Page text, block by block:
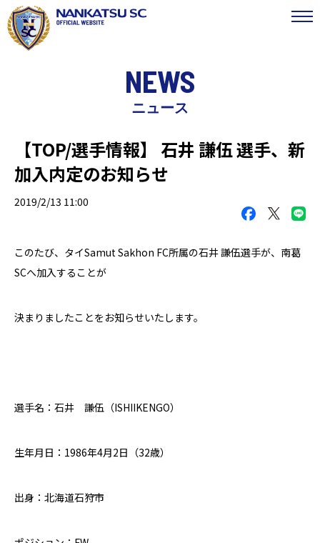
NEWS
ニュース
【TOP/選手情報】 石井 謙伍 選手、新
加入内定のお知らせ
2019/2/13 11:00
このたび、タイSamut Sakhon FC所属の石井 謙伍選手が、南葛
SCへ加入することが
決まりましたことをお知らせいたします。
選手名：石井 謙伍（ISHIIKENGO）
生年月日： 1986年4月2日（32歳）
出身：北海道石狩市